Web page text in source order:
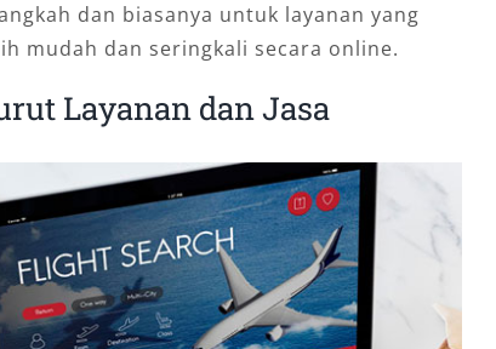
dan biasanya untuk layanan yang
mudah dan seringkali secara online.
Layanan dan Jasa